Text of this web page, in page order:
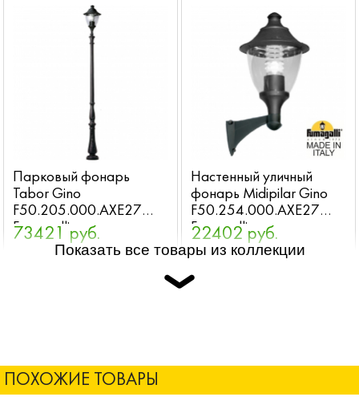
Парковый фонарь
Tabor Gino
F50.205.000.AXE27
Fumagalli
73421 руб.
Настенный уличный
фонарь Midipilar Gino
F50.254.000.AXE27
Fumagalli
22402 руб.
Показать все товары из коллекции
ПОХОЖИЕ ТОВАРЫ